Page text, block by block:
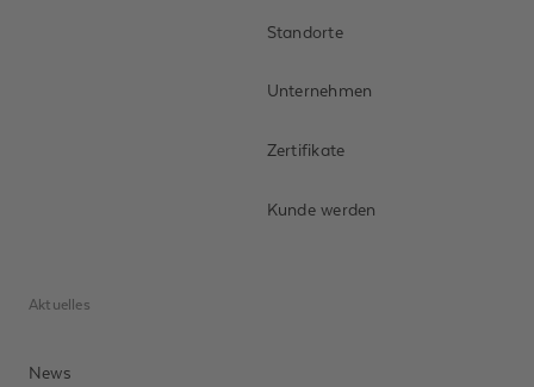
Standorte
Unternehmen
Zertifikate
Kunde werden
Aktuelles
News